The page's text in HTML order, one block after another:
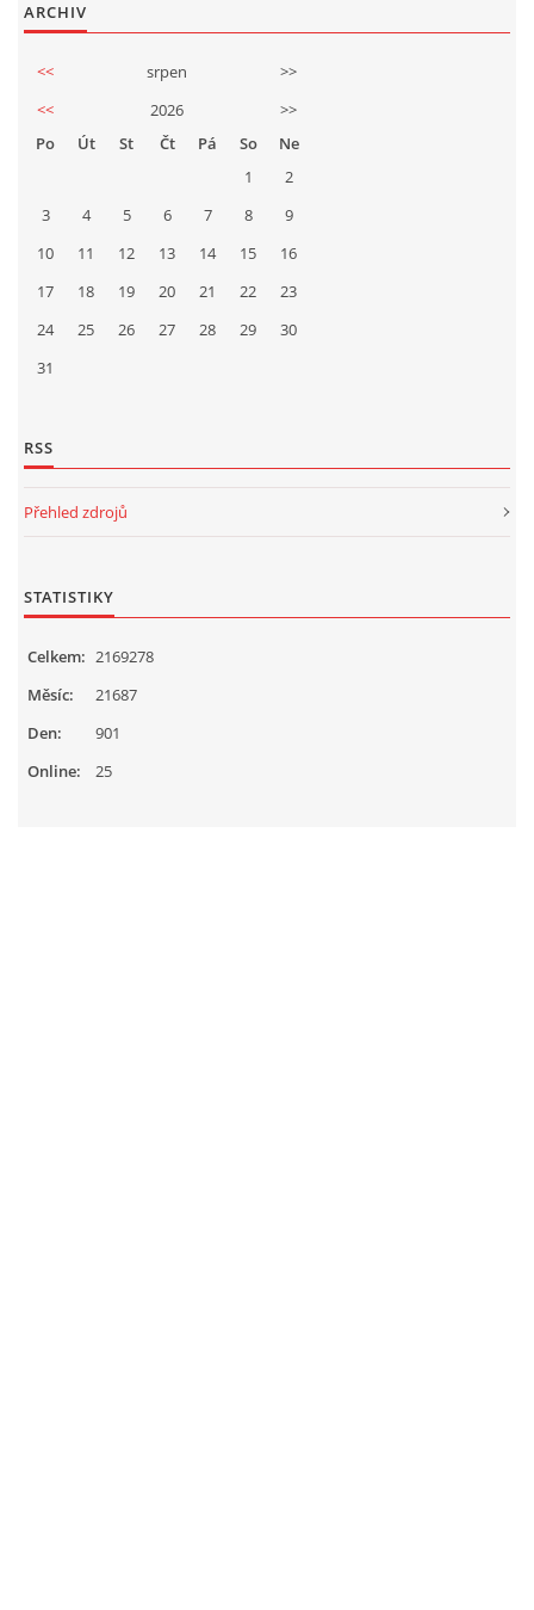
ARCHIV
<< srpen
>>
<<
2026
>>
Po
Út St Čt Pá So
Ne
1
2
3
4 5 6 7 8
9
10
11 12 13 14 15
16
17
18 19 20 21 22
23
24
25 26 27 28 29
30
31
RSS
Přehled zdrojů
STATISTIKY
Online: 25
Celkem: 2169278
Měsíc:
21687
Den:
901